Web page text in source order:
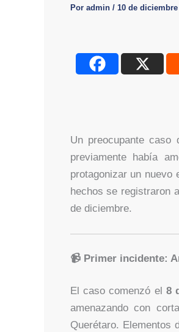
Por admin / 10 de diciembre
Un preocupante
previamente había
protagonizar un nuevo
hechos se registraron
de diciembre.
📹 Primer incidente:
El caso comenzó el 8
amenazando con
Querétaro. Elementos